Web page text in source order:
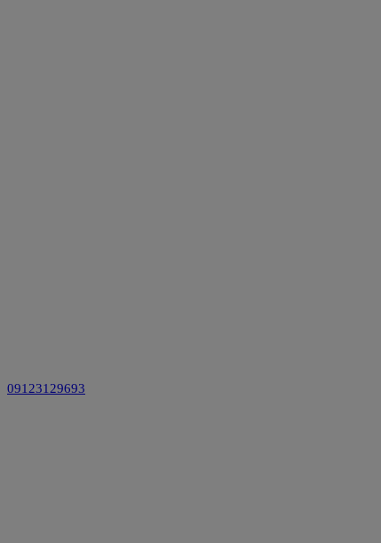
09123129693